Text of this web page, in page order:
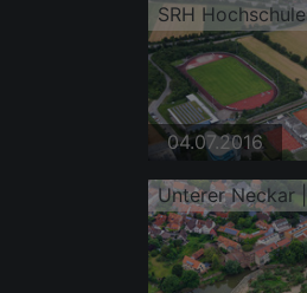
SRH Hochschule
04.07.2016